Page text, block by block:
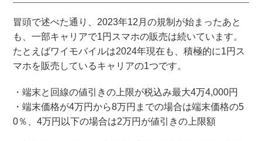
冒頭で述べた通り、2023年12月の規制が始まったあと
も、一部キャリアで1円スマホの販売は続いています。
たとえばワイモバイルは2024年現在も、積極的に1円ス
マホを販売しているキャリアの1つです。
・端末と回線の値引きの上限が税込み最大4万4,000円
・端末価格が4万円から8万円までの場合は端末価格の5
0％、4万円以下の場合は2万円が値引きの上限額